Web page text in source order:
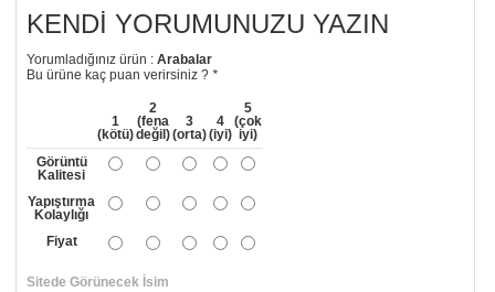
KENDI YORUMUNUZU YAZIN
Yorumladığınız ürün :Arabalar
Bu ürüne kaç puan verirsiniz ?*
1
(kötü)
2
(fena
değil)
3
(orta)
4
(iyi)
5
(çok
iyi)
Görüntü
Kalitesi
Yapıştırma
Kolaylığı
Fiyat
Sitede Görünecek İsim